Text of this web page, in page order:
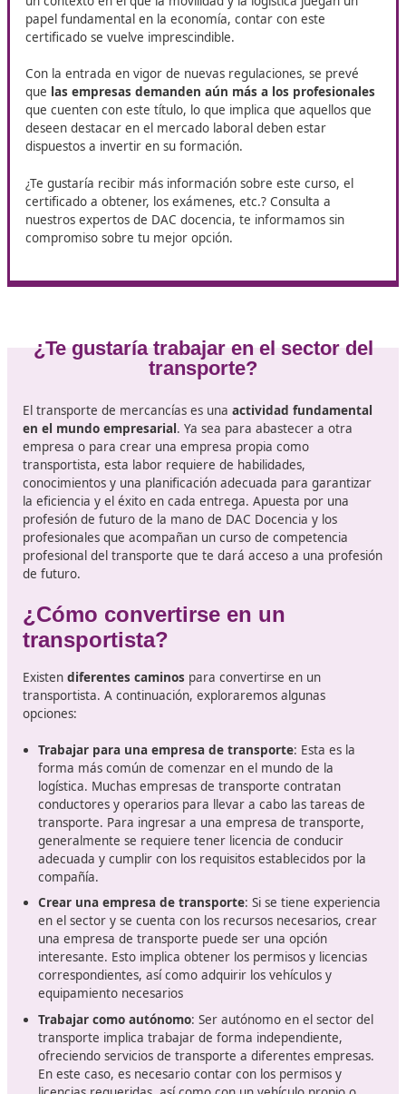
competencia profesional de
transporte en Granadilla de
Abona
esencial para aquellos que desean trabajar en el
del transporte de mercancías y viajeros. Este título
acredita los conocimientos y habilidades técnicas
comprendan y respeten las normativas vigentes en
papel fundamental en la economía, contar con este
certificado se vuelve imprescindible.
Con la entrada en vigor de nuevas regulaciones, se
quelas empresas demanden aún más a los
que cuenten con este título, lo que implica que
deseen destacar en el mercado laboral deben estar
dispuestos a invertir en su formación.
¿Te gustaría recibir más información sobre este curso,
certificado a obtener, los exámenes, etc.? Consulta a
nuestros expertos de DAC docencia, te informamos sin
transporte?
El transporte de mercancías es unaactividad
en el mundo empresarial. Ya sea para abastecer a
empresa o para crear una empresa propia como
transportista, esta labor requiere de habilidades,
conocimientos y una planificación adecuada para
la eficiencia y el éxito en cada entrega. Apuesta por
profesión de futuro de la mano de DAC Docencia y los
profesionales que acompañan un curso de
profesional del transporte que te dará acceso a una
de futuro.
¿Cómo convertirse en un
transportista?